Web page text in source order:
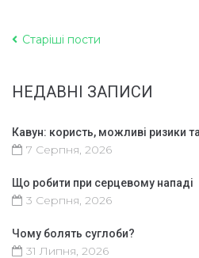
Старіші пости
НЕДАВНІ ЗАПИСИ
Кавун: користь, можливі ризики
7 Серпня, 2026
Що робити при серцевому нападі
3 Серпня, 2026
Чому болять суглоби?
31 Липня, 2026